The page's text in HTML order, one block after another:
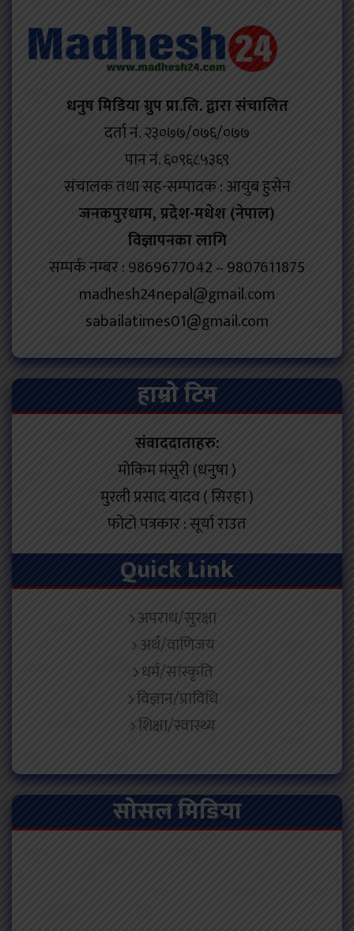
धनुष मिडिया ग्रुप प्रा.लि. द्वारा संचालित
दर्ता नं. २३०७७/०७६/०७७
पान नं. ६०९६८५३६९
संचालक तथा सह-सम्पादक : आयुब हुसेन
जनकपुरधाम, प्रदेश-मधेश (नेपाल)
विज्ञापनका लागि
सम्पर्क नम्बर : 9869677042 – 9807611875
madhesh24nepal@gmail.com
sabailatimes01@gmail.com
हाम्रो टिम
संवाददाताहरु:
मोकिम मंसुरी (धनुषा )
मुरली प्रसाद यादव ( सिरहा )
फोटो पत्रकार : सूर्या राउत
Quick Link
अपराध/सुरक्षा
अर्थ/वाणिजय
धर्म/सांस्कृति
विज्ञान/प्राविधि
शिक्षा/स्वास्थ्य
सोसल मिडिया